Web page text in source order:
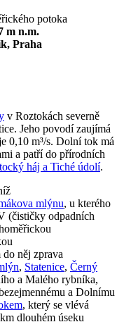
potoka
m n.m.
Praha
v Roztokách severně
Jeho povodí zaujímá
0,10 m³/s. Dolní tok má
a patří do přírodních
háj a Tiché údolí.
mlýnu, u kterého
(čističky odpadních
do něj zprava
, Statenice, Černý
a Malého rybníka,
a Dolnímu
, který se vlévá
dlouhém úseku